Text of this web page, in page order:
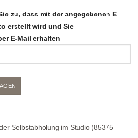
zu, dass mit der angegebenen E-
erstellt wird und Sie
E-Mail erhalten
Selbstabholung im Studio (85375